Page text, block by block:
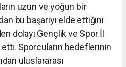
uzun ve yoğun bir
bu başarıyı elde ettiğini
dolayı Gençlik ve Spor İl
Sporcuların hedeflerinin
uluslararası